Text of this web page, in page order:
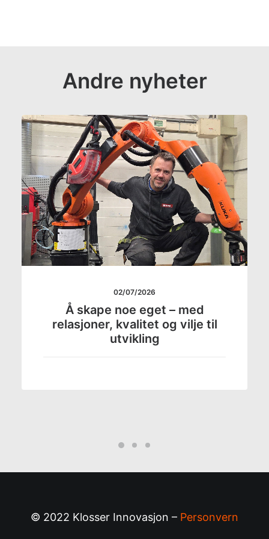
Andre nyheter
02/07/2026
Å skape noe eget – med
relasjoner, kvalitet og vilje til
utvikling
© 2022 Klosser Innovasjon – Personvern